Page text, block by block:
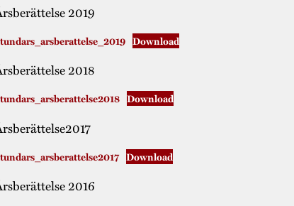
2019
Download
2018
Download
Download
2016